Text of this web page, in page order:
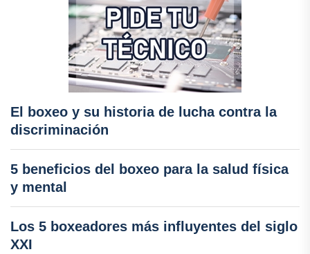
El boxeo y su historia de lucha contra la
discriminación
5 beneficios del boxeo para la salud física
y mental
Los 5 boxeadores más influyentes del siglo
XXI